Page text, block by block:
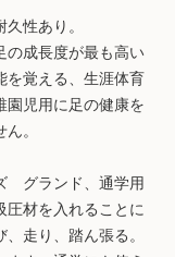
性あり。
の成長度が最も高い
を覚える、生涯体育
園児用に足の健康を
。
グランド、通学用
圧材を入れることに
走り、踏ん張る。